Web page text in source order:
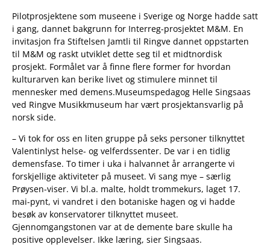
Pilotprosjektene som museene i Sverige og Norge hadde satt
i gang, dannet bakgrunn for Interreg-prosjektet M&M. En
invitasjon fra Stiftelsen Jamtli til Ringve dannet oppstarten
til M&M og raskt utviklet dette seg til et midtnordisk
prosjekt. Formålet var å finne flere former for hvordan
kulturarven kan berike livet og stimulere minnet til
mennesker med demens.Museumspedagog Helle Singsaas
ved Ringve Musikkmuseum har vært prosjektansvarlig på
norsk side.
– Vi tok for oss en liten gruppe på seks personer tilknyttet
Valentinlyst helse- og velferdssenter. De var i en tidlig
demensfase. To timer i uka i halvannet år arrangerte vi
forskjellige aktiviteter på museet. Vi sang mye – særlig
Prøysen-viser. Vi bl.a. malte, holdt trommekurs, laget 17.
mai-pynt, vi vandret i den botaniske hagen og vi hadde
besøk av konservatorer tilknyttet museet.
Gjennomgangstonen var at de demente bare skulle ha
positive opplevelser. Ikke læring, sier Singsaas.